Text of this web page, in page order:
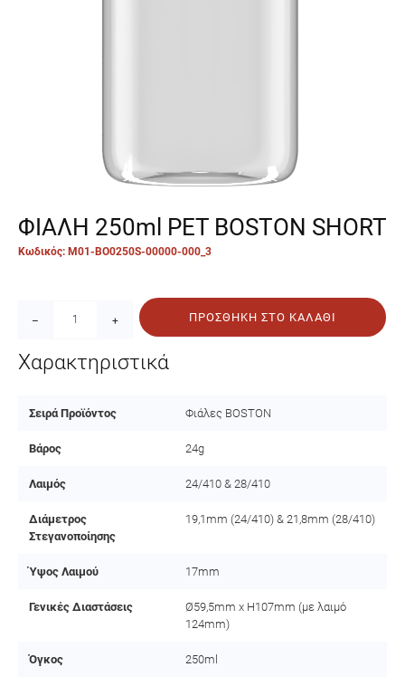
ΦΙΑΛΗ 250ml PET BOSTON SHORT
Κωδικός: M01-BO0250S-00000-000_3
– + ΠΡΟΣΘΉΚΗ ΣΤΟ ΚΑΛΆΘΙ
Χαρακτηριστικά
Σειρά Προϊόντος Φιάλες BOSTON
Βάρος 24g
Λαιμός 24/410 & 28/410
Διάμετρος
Στεγανοποίησης
19,1mm (24/410) & 21,8mm (28/410)
Ύψος Λαιμού 17mm
Γενικές Διαστάσεις
Ø59,5mm x H107mm (με λαιμό
124mm)
Όγκος 250ml